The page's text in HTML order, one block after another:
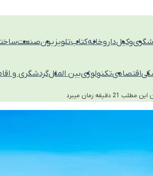
وکیلداروخانهکتابتلویزیونصنعت
اقتصادیتکنولوژیبین المللگردشگری و
21 دقیقه زمان میبرد